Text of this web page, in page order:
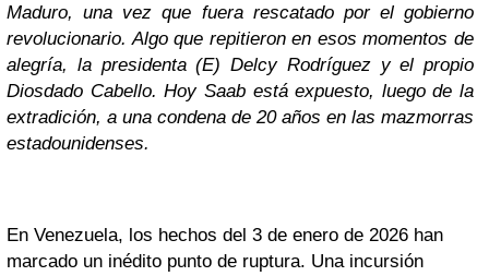
Maduro, una vez que fuera rescatado por el gobierno
revolucionario. Algo que repitieron en esos momentos de
alegría, la presidenta (E) Delcy Rodríguez y el propio
Diosdado Cabello. Hoy Saab está expuesto, luego de la
extradición, a una condena de 20 años en las mazmorras
estadounidenses.
En Venezuela, los hechos del 3 de enero de 2026 han
marcado un inédito punto de ruptura. Una incursión